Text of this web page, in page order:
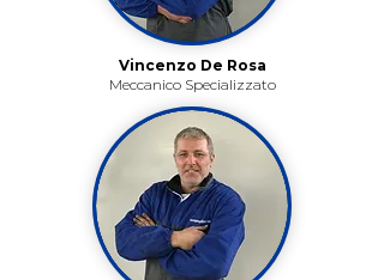
Vincenzo De Rosa
Meccanico Specializzato